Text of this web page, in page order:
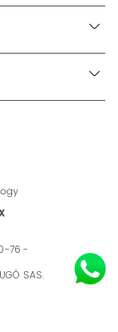
+
productos
S.A.S
+
76 -
SAS.